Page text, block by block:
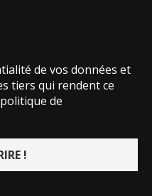
de vos données et
tiers qui rendent ce
de